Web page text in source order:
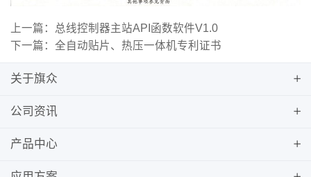
上一篇：总线控制器主站API函数软件V1.0
下一篇：全自动贴片、热压一体机专利证书
关于旗众
公司资讯
产品中心